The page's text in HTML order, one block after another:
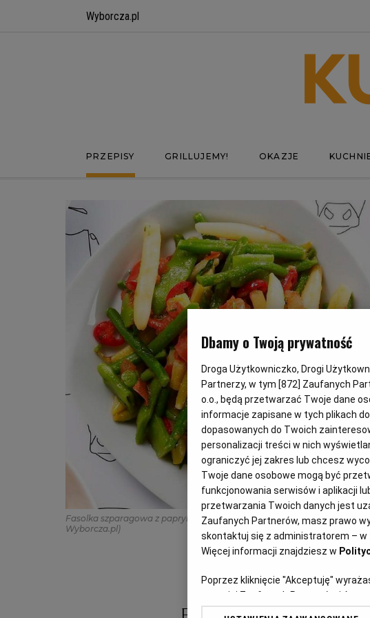
Wyborcza.pl
PRZEPISY GRILLUJEMY! OKAZJE
Fasolka szparagowa z papryką i czosnkiem (Fot. Marcin Klaban /
Wyborcza.pl)
Dbamy o Twoją prywatność
Droga Użytkowniczko, Drogi
Partnerzy, w tym [872] Zaufanych
o.o., będą przetwarzać Twoje dane
informacje zapisane w tych plikach
dopasowanych do Twoich
personalizacji treści w nich
ograniczyć jej zakres lub chcesz
Twoje dane osobowe mogą być
funkcjonowania serwisów i aplikacji
przetwarzania Twoich danych jest
Zaufanych Partnerów, masz prawo
skontaktuj się z administratorem – w
Więcej informacji znajdziesz w
Poprzez kliknięcie "Akceptuję"
z o. o. jej Zaufanych Partnerów i
swoje preferencje dot. plików cookie,